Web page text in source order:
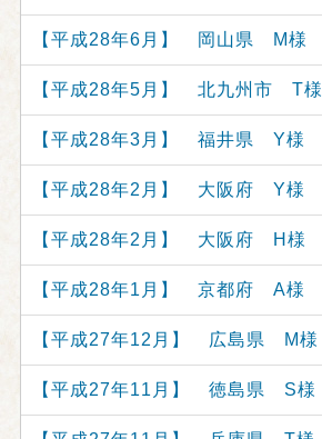
【平成28年6月】 岡山県 M様
【平成28年5月】 北九州市 T様
【平成28年3月】 福井県 Y様
【平成28年2月】 大阪府 Y様
【平成28年2月】 大阪府 H様
【平成28年1月】 京都府 A様
【平成27年12月】 広島県 M様
【平成27年11月】 徳島県 S様